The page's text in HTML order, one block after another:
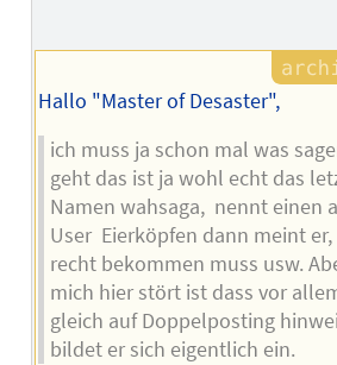
Autors
Hallo "Master of Desaster",
ich muss ja schon mal was
geht das ist ja wohl echt das
Namen wahsaga, nennt einen
User Eierköpfen dann meint
recht bekommen muss usw.
mich hier stört ist dass vor
gleich auf Doppelposting
bildet er sich eigentlich ein.